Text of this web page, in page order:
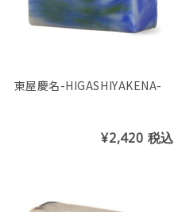
東屋慶名-HIGASHIYAKENA-
¥2,420 税込